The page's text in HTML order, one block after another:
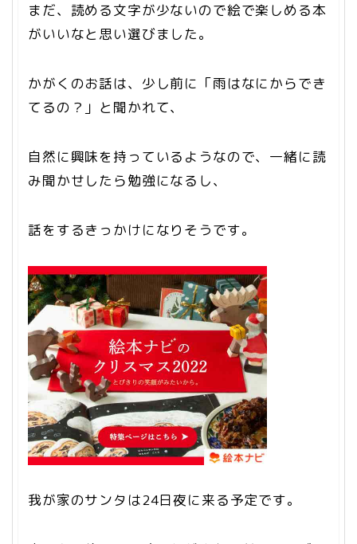
まだ、読める文字が少ないので絵で楽しめる本
がいいなと思い選びました。
かがくのお話は、少し前に「雨はなにからでき
てるの？」と聞かれて、
自然に興味を持っているようなので、一緒に読
み聞かせしたら勉強になるし、
話をするきっかけになりそうです。
我が家のサンタは24日夜に来る予定です。